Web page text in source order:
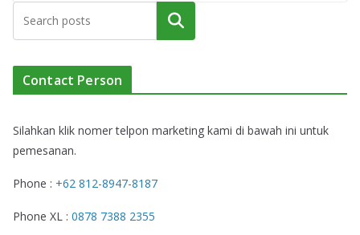
Cari
Contact Person
Silahkan klik nomer telpon marketing kami di bawah ini untuk
pemesanan.
Phone : +62 812-8947-8187
Phone XL : 0878 7388 2355